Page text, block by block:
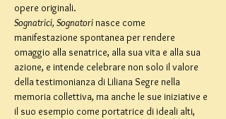
opere originali.
Sognatrici, Sognatori nasce come
manifestazione spontanea per rendere
omaggio alla senatrice, alla sua vita e alla sua
azione, e intende celebrare non solo il valore
della testimonianza di Liliana Segre nella
memoria collettiva, ma anche le sue iniziative e
il suo esempio come portatrice di ideali alti,